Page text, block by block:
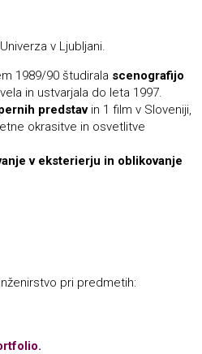
v Ljubljani.
1989/90 študirala scenografijo
in ustvarjala do leta 1997.
predstavin 1 film v Sloveniji,
okrasitve in osvetlitve
v eksterierju in oblikovanje
pri predmetih: